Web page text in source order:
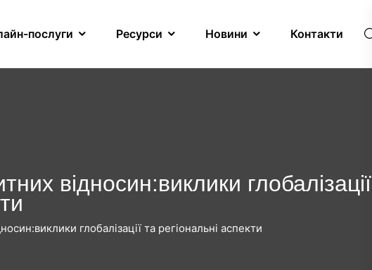
послуги Ресурси Новини Контакти
відносин:виклики
глобалізації та регіональні аспекти